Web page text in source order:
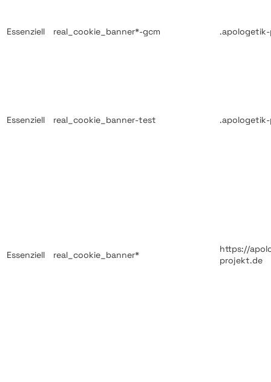
Essenziell real_cookie_banner*-gcm
Essenziell real_cookie_banner-test
Essenziell real_cookie_banner*
https://
projekt.de